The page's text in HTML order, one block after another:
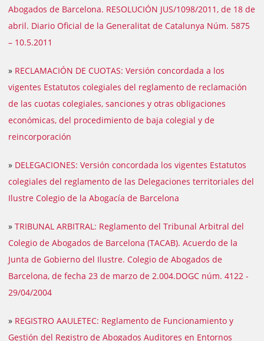
Abogados de Barcelona. RESOLUCIÓN JUS/1098/2011, de 18 de
abril. Diario Oficial de la Generalitat de Catalunya Núm. 5875
– 10.5.2011
» RECLAMACIÓN DE CUOTAS: Versión concordada a los
vigentes Estatutos colegiales del reglamento de reclamación
de las cuotas colegiales, sanciones y otras obligaciones
económicas, del procedimiento de baja colegial y de
reincorporación
» DELEGACIONES: Versión concordada los vigentes Estatutos
colegiales del reglamento de las Delegaciones territoriales del
Ilustre Colegio de la Abogacía de Barcelona
» TRIBUNAL ARBITRAL: Reglamento del Tribunal Arbitral del
Colegio de Abogados de Barcelona (TACAB). Acuerdo de la
Junta de Gobierno del Ilustre. Colegio de Abogados de
Barcelona, de fecha 23 de marzo de 2.004.DOGC núm. 4122 -
29/04/2004
» REGISTRO AAULETEC: Reglamento de Funcionamiento y
Gestión del Registro de Abogados Auditores en Entornos